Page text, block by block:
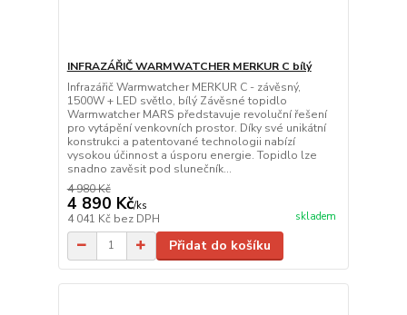
INFRAZÁŘIČ WARMWATCHER MERKUR C bílý
Infrazářič Warmwatcher MERKUR C - závěsný,
1500W + LED světlo, bílý Závěsné topidlo
Warmwatcher MARS představuje revoluční řešení
pro vytápění venkovních prostor. Díky své unikátní
konstrukci a patentované technologii nabízí
vysokou účinnost a úsporu energie. Topidlo lze
snadno zavěsit pod slunečník...
4 980 Kč
4 890 Kč/ks
4 041 Kč bez DPH skladem
Přidat do košíku